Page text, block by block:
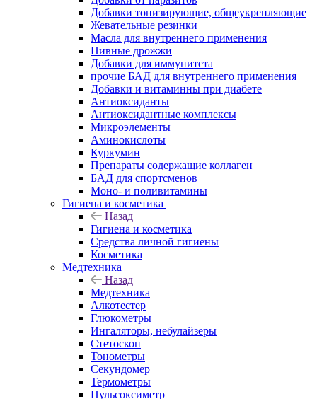
Добавки тонизирующие, общеукрепляющие
Жевательные резинки
Масла для внутреннего применения
Пивные дрожжи
Добавки для иммунитета
прочие БАД для внутреннего применения
Добавки и витаминны при диабете
Антиоксиданты
Антиоксидантные комплексы
Микроэлементы
Аминокислоты
Куркумин
Препараты содержащие коллаген
БАД для спортсменов
Моно- и поливитамины
Гигиена и косметика
Назад
Гигиена и косметика
Средства личной гигиены
Косметика
Медтехника
Назад
Медтехника
Алкотестер
Глюкометры
Ингаляторы, небулайзеры
Стетоскоп
Тонометры
Секундомер
Термометры
Пульсоксиметр